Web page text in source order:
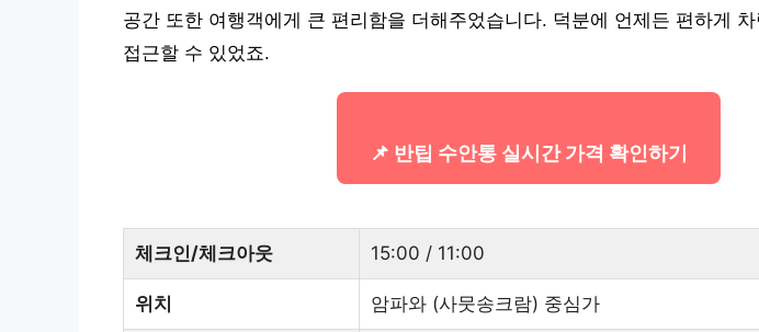
공간 또한 여행객에게 큰 편리함을 더해주었습니다. 덕분에 언제든 편하게
접근할 수 있었죠.
📌 반팁 수안통 실시간 가격 확인하기
체크인/체크아웃 15:00 / 11:00
위치 암파와 (사뭇송크람) 중심가